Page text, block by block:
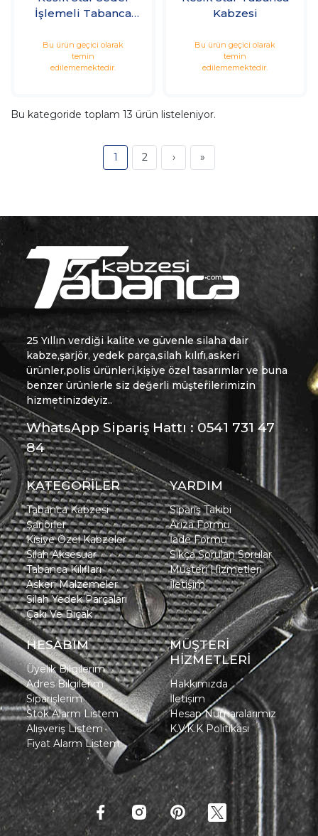
İşlemeli Tabanca
Bu ürün geçici olarak
temin
edilememektedir.
Kabzesi
Bu ürün geçici olarak
temin
edilememektedir.
Bu kategoride toplam 13 ürün listeleniyor.
1 2 › »
25 Yıllın verdiği kalite ve güvenle silaha dair
kabze,şarjör, yedek parça,silah kılıfı,askeri
ürünler,polis ürünleri,kişiye özel tasarımlar ve buna
benzer ürünlerle siz değerli müşterilerimizin
hizmetinizdeyiz..
WhatsApp Sipariş Hattı : 0541 731 47
84
KATEGORİLER
Tabanca Kabzesi
Şarjörler
Kişiye Özel Kabzeler
Silah Aksesuar
Tabanca Kılıfları
Askeri Malzemeler
Silah Yedek Parçaları
Çakı Ve Bıçak
YARDIM
Sipariş Takibi
Arıza Formu
İade Formu
Sıkça Sorulan Sorular
Müşteri Hizmetleri
İletişim
HESABIM
Üyelik Bilgilerim
Adres Bilgilerim
Siparişlerim
Stok Alarm Listem
Alışveriş Listem
Fiyat Alarm Listem
MÜŞTERİ
HİZMETLERİ
Hakkımızda
İletişim
Hesap Numaralarımız
K.V.K.K Politikası